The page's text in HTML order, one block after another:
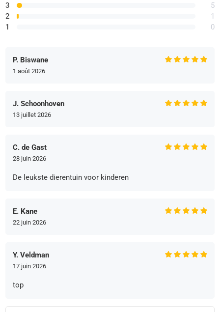
3
2
1
5
1
0
P. Biswane
1 août 2026
J. Schoonhoven
13 juillet 2026
C. de Gast
28 juin 2026
De leukste dierentuin voor kinderen
E. Kane
22 juin 2026
Y. Veldman
17 juin 2026
top